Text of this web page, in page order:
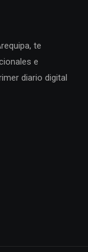
te
e
diario digital